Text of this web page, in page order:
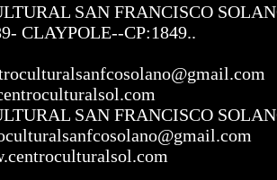
SAN FRANCISCO
CLAYPOLE--CP:1849..
SAN FRANCISCO